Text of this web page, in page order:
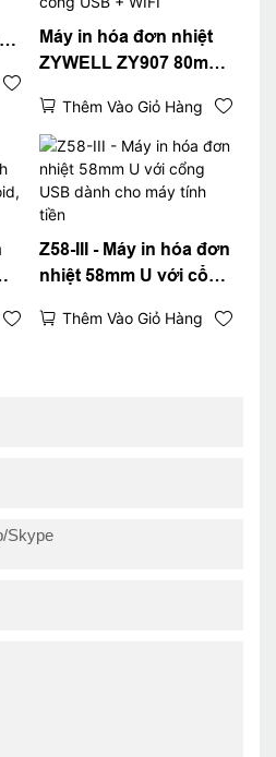
Máy in hóa đơn nhiệt
ZYWELL ZY907 80mm
Thêm Vào Giỏ Hàng
Z58-III - Máy in hóa đơn
nhiệt 58mm U với cổng
tiềnThêm Vào Giỏ Hàng
Skype